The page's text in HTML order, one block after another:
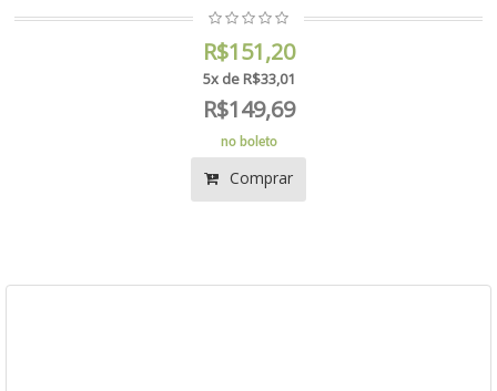
R$151,20
5x de R$33,01
R$149,69
no boleto
Comprar